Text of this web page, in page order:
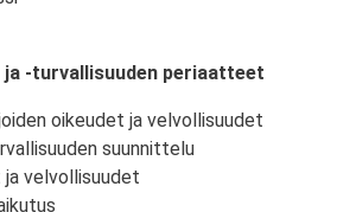
-turvallisuuden periaatteet
oikeudet ja velvollisuudet
suunnittelu
ja velvollisuudet